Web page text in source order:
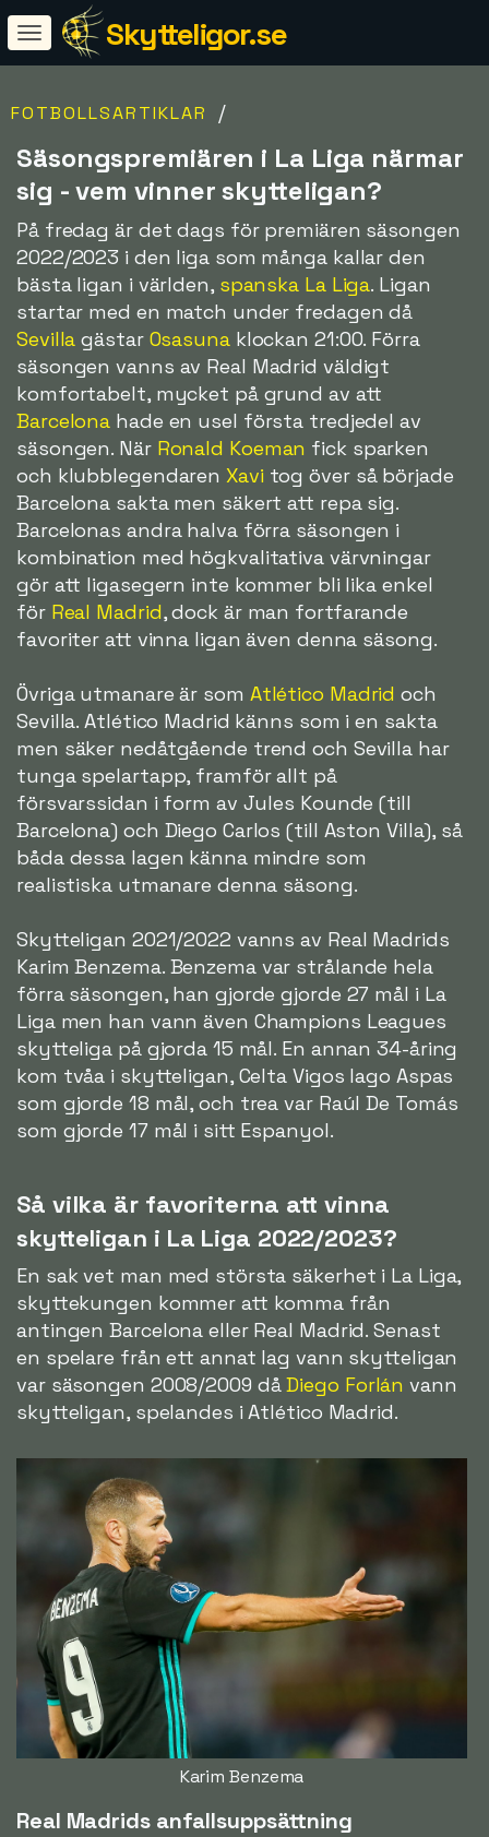
Skytteligor.se
FOTBOLLSARTIKLAR /
Säsongspremiären i La Liga närmar
sig - vem vinner skytteligan?
På fredag är det dags för premiären säsongen
2022/2023 i den liga som många kallar den
bästa ligan i världen, spanska La Liga. Ligan
startar med en match under fredagen då
Sevilla gästar Osasunaklockan 21:00. Förra
säsongen vanns av Real Madrid väldigt
komfortabelt, mycket på grund av att
Barcelona hade en usel första tredjedel av
säsongen. När Ronald Koeman fick sparken
och klubblegendaren Xavi tog över så började
Barcelona sakta men säkert att repa sig.
Barcelonas andra halva förra säsongen i
kombination med högkvalitativa värvningar
gör att ligasegern inte kommer bli lika enkel
för Real Madrid, dock är man fortfarande
favoriter att vinna ligan även denna säsong.
Övriga utmanare är som Atlético Madrid och
Sevilla. Atlético Madrid känns som i en sakta
men säker nedåtgående trend och Sevilla har
tunga spelartapp, framför allt på
försvarssidan i form av Jules Kounde (till
Barcelona) och Diego Carlos (till Aston Villa), så
båda dessa lagen känna mindre som
realistiska utmanare denna säsong.
Skytteligan 2021/2022 vanns av Real Madrids
Karim Benzema. Benzema var strålande hela
förra säsongen, han gjorde gjorde 27 mål i La
Liga men han vann även Champions Leagues
skytteliga på gjorda 15 mål. En annan 34-åring
kom tvåa i skytteligan, Celta Vigos Iago Aspas
som gjorde 18 mål, och trea var Raúl De Tomás
som gjorde 17 mål i sitt Espanyol.
Så vilka är favoriterna att vinna
skytteligan i La Liga 2022/2023?
En sak vet man med största säkerhet i La Liga,
skyttekungen kommer att komma från
antingen Barcelona eller Real Madrid. Senast
en spelare från ett annat lag vann skytteligan
var säsongen 2008/2009 dåDiego Forlán vann
skytteligan, spelandes i Atlético Madrid.
Karim Benzema
Real Madrids anfallsuppsättning